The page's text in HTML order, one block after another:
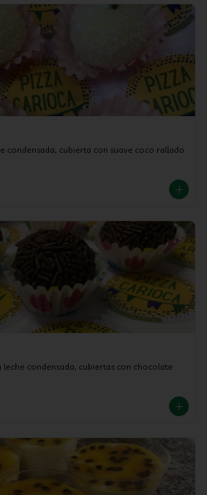
condensada, cubierta con suave coco rallado
condensada, cubiertas con chocolate